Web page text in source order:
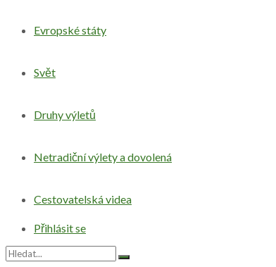
Přihlásit se
Evropské státy
Svět
Druhy výletů
Netradiční výlety a dovolená
Cestovatelská videa